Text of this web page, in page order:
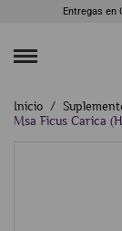
Entregas en
Inicio
Msa Ficus Carica